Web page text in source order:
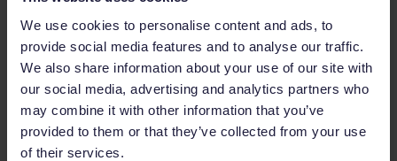
We use cookies to personalise content and ads, to
provide social media features and to analyse our traffic.
We also share information about your use of our site with
our social media, advertising and analytics partners who
may combine it with other information that you’ve
provided to them or that they’ve collected from your use
of their services.
Gestión de feeds
¿Cómo encontrar la
herramienta de gestión de
feeds perfecta?
¿Estás buscando una herramienta de gestión